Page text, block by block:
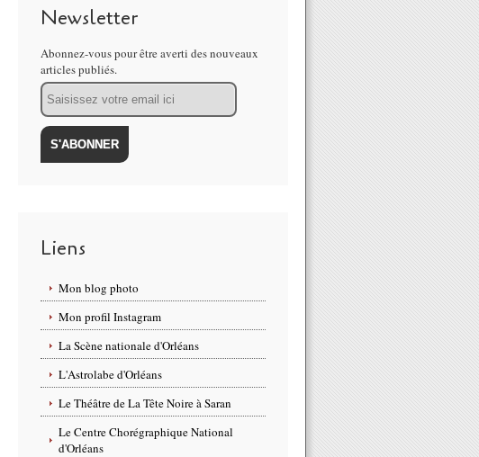
Newsletter
Abonnez-vous pour être averti des nouveaux
articles publiés.
Email
Liens
Mon blog photo
Mon profil Instagram
La Scène nationale d'Orléans
L'Astrolabe d'Orléans
Le Théâtre de La Tête Noire à Saran
Le Centre Chorégraphique National
d'Orléans